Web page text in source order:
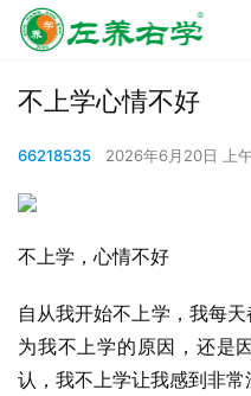
不上学心情不好
66218535 2026年6月20日 上
不上学，心情不好
自从我开始不上学，我每
为我不上学的原因，还是
认，我不上学让我感到非常